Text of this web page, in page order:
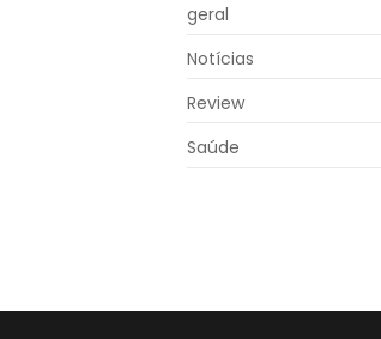
geral
Notícias
Review
Saúde